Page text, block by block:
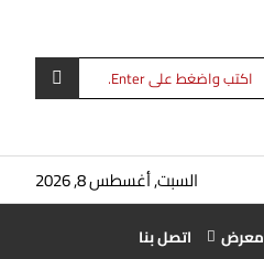
السبت, أغسطس 8, 2026
معرض اتصل بنا